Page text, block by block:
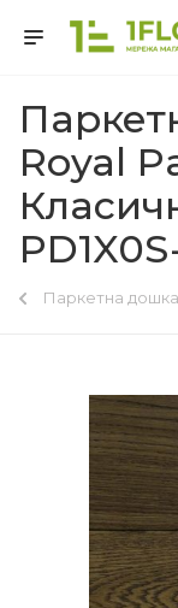
Royal
Паркетна